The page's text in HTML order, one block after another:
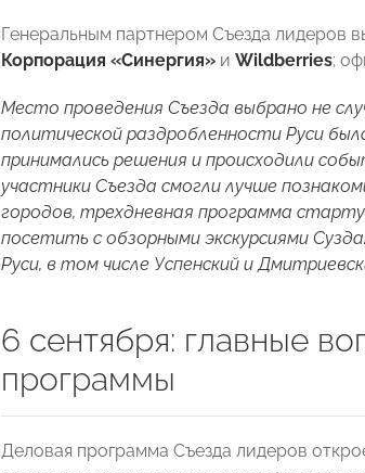
Генеральным партнером Съезда лидеров
Корпорация «Синергия» и Wildberries;
Место проведения Съезда выбрано не
политической раздробленности Руси
принимались решения и происходили
участники Съезда смогли лучше
городов, трехдневная программа
посетить с обзорными экскурсиями
Руси, в том числе Успенский и
6 сентября: главные
программы
Деловая программа Съезда лидеров